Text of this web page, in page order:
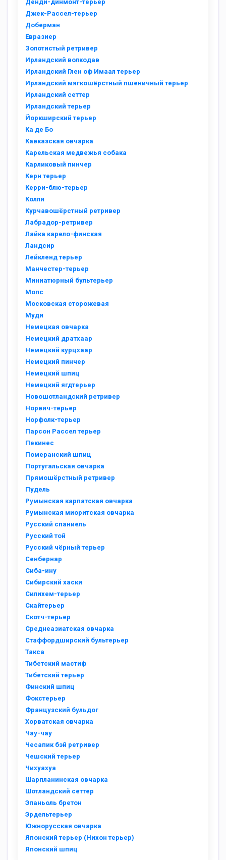
Денди-динмонт-терьер
Джек-Рассел-терьер
Доберман
Евразиер
Золотистый ретривер
Ирландский волкодав
Ирландский Глен оф Имаал терьер
Ирландский мягкошёрстный пшеничный терьер
Ирландский сеттер
Ирландский терьер
Йоркширский терьер
Ка де Бо
Кавказская овчарка
Карельская медвежья собака
Карликовый пинчер
Керн терьер
Керри-блю-терьер
Колли
Курчавошёрстный ретривер
Лабрадор-ретривер
Лайка карело-финская
Ландсир
Лейкленд терьер
Манчестер-терьер
Миниатюрный бультерьер
Мопс
Московская сторожевая
Муди
Немецкая овчарка
Немецкий дратхаар
Немецкий курцхаар
Немецкий пинчер
Немецкий шпиц
Немецкий ягдтерьер
Новошотландский ретривер
Норвич-терьер
Норфолк-терьер
Парсон Рассел терьер
Пекинес
Померанский шпиц
Португальская овчарка
Прямошёрстный ретривер
Пудель
Румынская карпатская овчарка
Румынская миоритская овчарка
Русский спаниель
Русский той
Русский чёрный терьер
Сенбернар
Сиба-ину
Сибирский хаски
Силихем-терьер
Скайтерьер
Скотч-терьер
Среднеазиатская овчарка
Стаффордширский бультерьер
Такса
Тибетский мастиф
Тибетский терьер
Финский шпиц
Фокстерьер
Французский бульдог
Хорватская овчарка
Чау-чау
Чесапик бэй ретривер
Чешский терьер
Чихуахуа
Шарпланинская овчарка
Шотландский сеттер
Эпаньоль бретон
Эрдельтерьер
Южнорусская овчарка
Японский терьер (Нихон терьер)
Японский шпиц